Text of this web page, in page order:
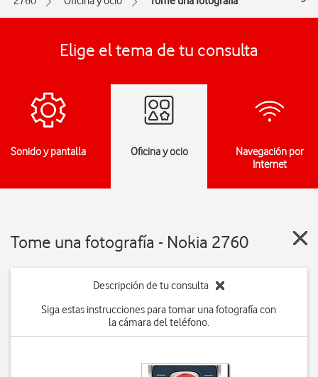
Elige el tema de tu consulta
Sonido y pantalla Oficina y ocio
Navegación por
Internet
Tome una fotografía - Nokia 2760
Descripción de tu consulta
Siga estas instrucciones para tomar una fotografía con
la cámara del teléfono.